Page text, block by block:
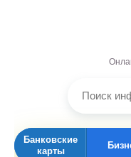
Банковские
карты